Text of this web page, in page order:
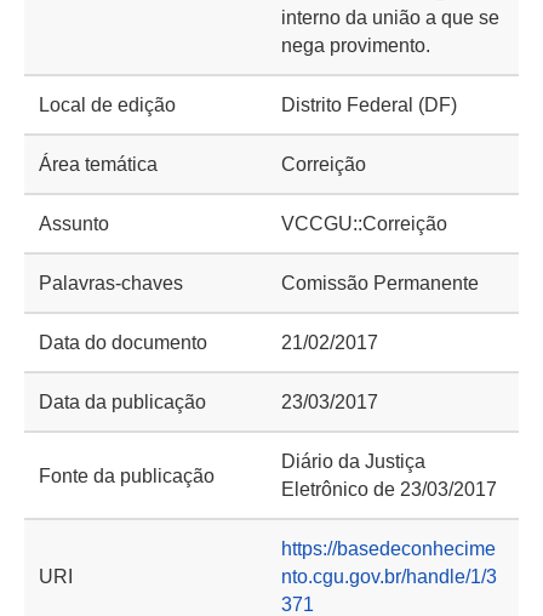
interno da união a que se
nega provimento.
Local de edição Distrito Federal (DF)
Área temática Correição
Assunto VCCGU::Correição
Palavras-chaves Comissão Permanente
Data do documento 21/02/2017
Data da publicação 23/03/2017
Fonte da publicação
Diário da Justiça
Eletrônico de 23/03/2017
URI
https://basedeconhecime
nto.cgu.gov.br/handle/1/3
371